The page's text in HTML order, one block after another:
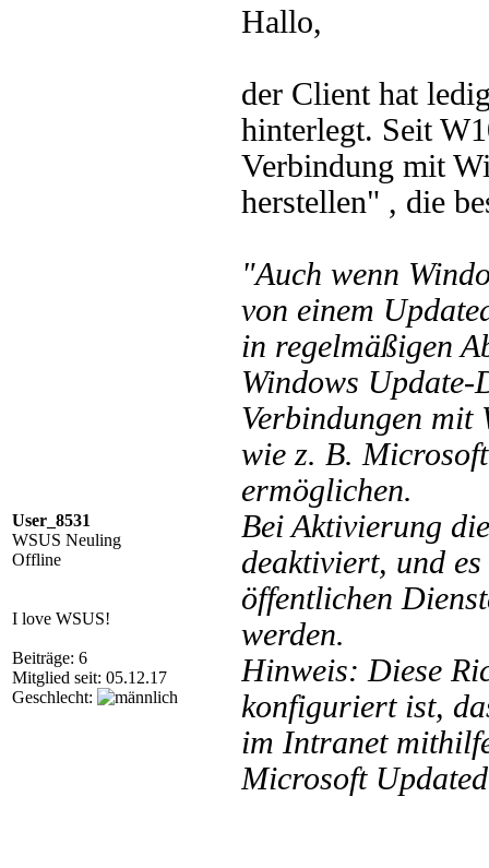
User_8531
WSUS Neuling
Offline
I love WSUS!
Beiträge: 6
Mitglied seit: 05.12.17
Geschlecht:
Hallo,
der Client hat
hinterlegt. Seit
Verbindung mit
herstellen" , die
"Auch wenn
von einem
in regelmäßigen
Windows Update-
Verbindungen mit
wie z. B.
ermöglichen.
Bei Aktivierung
deaktiviert, und
öffentlichen
werden.
Hinweis: Diese
konfiguriert ist,
im Intranet
Microsoft